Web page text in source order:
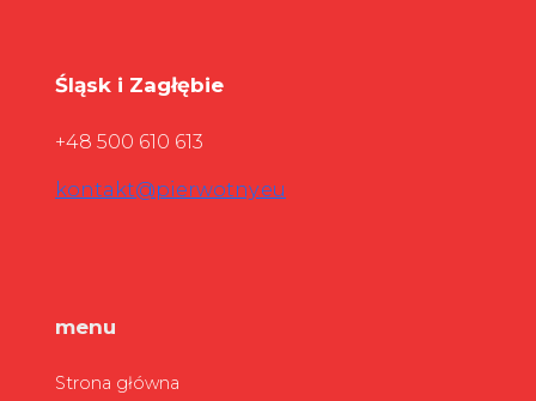
Śląsk i Zagłębie
+48 500 610 613
kontakt@pierwotny.eu
menu
Strona główna